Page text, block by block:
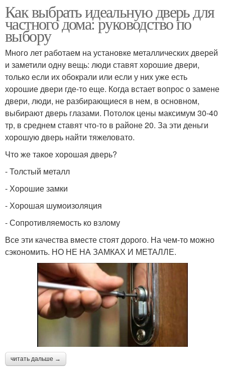
Как выбрать идеальную дверь для
частного дома: руководство по
выбору
Много лет работаем на установке металлических дверей
и заметили одну вещь: люди ставят хорошие двери,
только если их обокрали или если у них уже есть
хорошие двери где-то еще. Когда встает вопрос о замене
двери, люди, не разбирающиеся в нем, в основном,
выбирают дверь глазами. Потолок цены максимум 30-40
тр, в среднем ставят что-то в районе 20. За эти деньги
хорошую дверь найти тяжеловато.
Что же такое хорошая дверь?
- Толстый металл
- Хорошие замки
- Хорошая шумоизоляция
- Сопротивляемость ко взлому
Все эти качества вместе стоят дорого. На чем-то можно
сэкономить. НО НЕ НА ЗАМКАХ И МЕТАЛЛЕ.
читать дальше →